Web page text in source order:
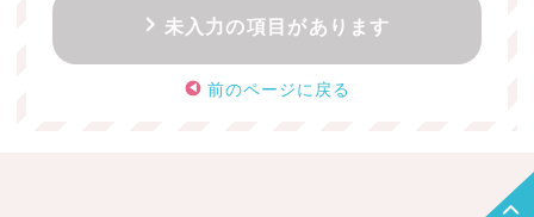
・お問い合わせに対する回答及び資料送付のご連絡
・当社のお客様向けサービスの提供
・本人確認
・サービスの開発・改善のための分析
未入力の項目があります
前のページに戻る